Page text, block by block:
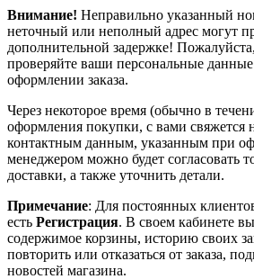
Внимание! Неправильно указанный
неточный или неполный адрес могут
дополнительной задержке!
проверяйте ваши персональные
оформлении заказа.
Через некоторое время (обычно в
оформления покупки, с вами свяжется
контактным данным, указанным при
менеджером можно будет согласовать
доставки, а также уточнить детали.
Примечание: Для постоянных
есть Регистрация. В своем кабинете
содержимое корзины, историю своих
повторить или отказаться от заказа,
новостей магазина.